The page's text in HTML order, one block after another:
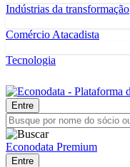
Indústrias da transformação
Comércio Atacadista
Tecnologia
Entre
Econodata Premium
Entre